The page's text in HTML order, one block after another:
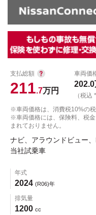
支払総額
211.7万円
車両価
202.0
（税込
※車両価格は、消費税10%の
※車両価格には、保険料、税
まれておりません。
ナビ、アラウンドビュー
当社試乗車
年式
2024 (R06)年
排気量
1200 cc